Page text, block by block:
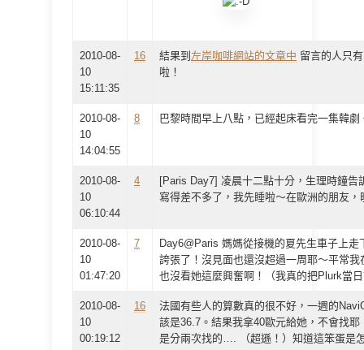
2010-08-
10
15:11:35
16 結果到 左岸咖啡網站的文章中 留言的人只
啦！
2010-08-
10
14:04:55
8 巴黎時間早上八點，已經起床看完一集韓劇
2010-08-
10
06:10:44
4
[Paris Day7] 凌晨十二點十分，生理時鐘告
寫得差不多了，我先睡啦～在歐洲的朋友
2010-08-
10
01:47:20
7
Day6@Paris 媽媽從接機的夏先生車子上
誇張了！沒見面也還沒超過一周耶～平常
也沒看她這麼興奮啊！（我真的把Plurk當
2010-08-
10
00:19:12
16
法國有些人的算數真的很不好，一週的
該是36.7。結果我拿40歐元給她，不會找
是分兩次找的…. （超遜！）知道這笨蛋是